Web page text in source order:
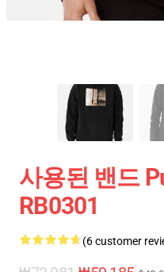
사용된 밴드
RB0301
(6 customer